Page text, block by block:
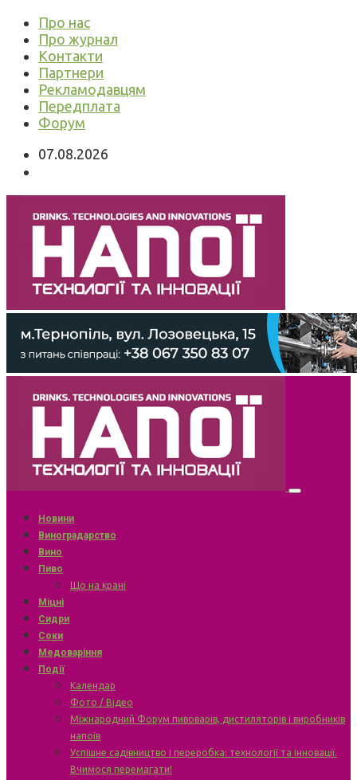
Про нас
Про журнал
Контакти
Партнери
Рекламодавцям
Передплата
Форум
07.08.2026
Новини
Виноградарство
Вино
Пиво
Що на крані
Міцні
Сидри
Соки
Медоваріння
Події
Календар
Фото / Відео
Міжнародний Форум пивоварів, дистиляторів і виробників
напоїв
Успішне садівництво і переробка: технології та інновації.
Вчимося перемагати!